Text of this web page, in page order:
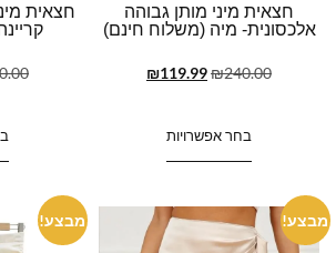
חצאית מיני מותן גבוהה
אלכסונית- מיה (משלוח חינם)
₪240.00
₪119.99
בחר אפשרויות
חצאית
מבצע! מבצע!